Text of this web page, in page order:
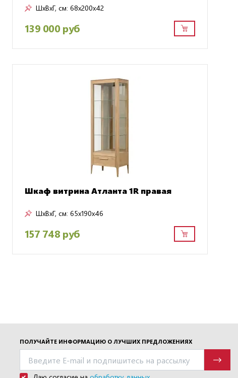
ШxВxГ, см: 68x200x42
139 000 руб
Шкаф витрина Атланта 1R правая
ШxВxГ, см: 65x190x46
157 748 руб
ПОЛУЧАЙТЕ ИНФОРМАЦИЮ О ЛУЧШИХ ПРЕДЛОЖЕНИЯХ